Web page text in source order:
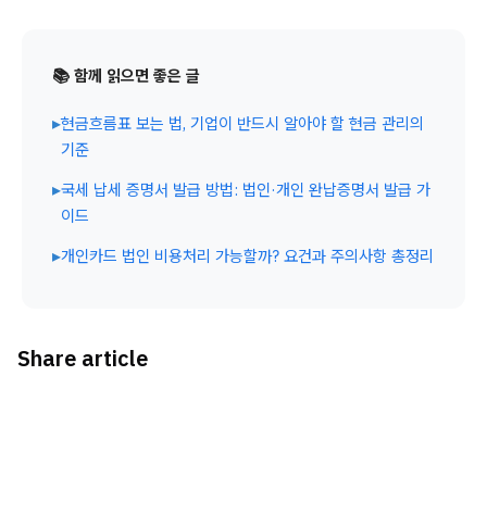
📚 함께 읽으면 좋은 글
▸현금흐름표 보는 법, 기업이 반드시 알아야 할 현금 관리의
기준
▸국세 납세 증명서 발급 방법: 법인·개인 완납증명서 발급 가
이드
▸개인카드 법인 비용처리 가능할까? 요건과 주의사항 총정리
Share article